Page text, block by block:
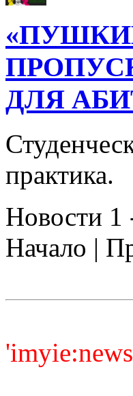
ДЛЯ
практика.
Новости 1
Начало |